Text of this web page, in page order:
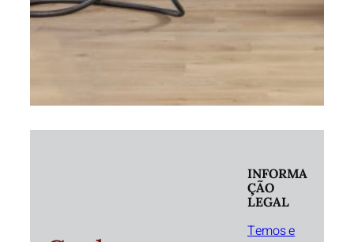
INFORMA
ÇÃO
LEGAL
Temos e